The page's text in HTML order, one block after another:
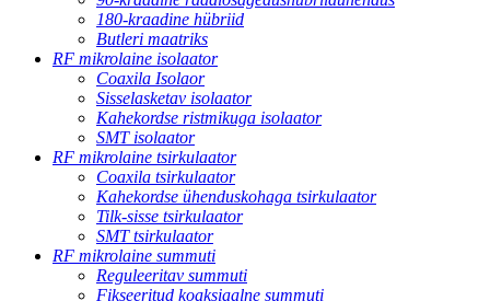
180-kraadine hübriid
Butleri maatriks
RF mikrolaine isolaator
Coaxila Isolaor
Sisselasketav isolaator
Kahekordse ristmikuga isolaator
SMT isolaator
RF mikrolaine tsirkulaator
Coaxila tsirkulaator
Kahekordse ühenduskohaga tsirkulaator
Tilk-sisse tsirkulaator
SMT tsirkulaator
RF mikrolaine summuti
Reguleeritav summuti
Fikseeritud koaksiaalne summuti